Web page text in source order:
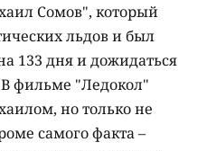
Сомов", который
льдов и был
133 дня и дожидаться
фильме "Ледокол"
но только не
самого факта –